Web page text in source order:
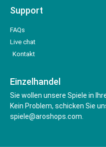
Support
FAQs
Live chat
Kontakt
Einzelhandel
Sie wollen unsere Spiele in
Kein Problem, schicken Sie
spiele@aroshops.com.